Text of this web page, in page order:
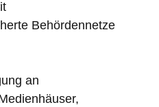
Behördennetze
an